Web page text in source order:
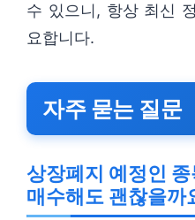
수 있으니, 항상 최신
요합니다.
자주 묻는 질문
상장폐지 예정인
매수해도 괜찮을까